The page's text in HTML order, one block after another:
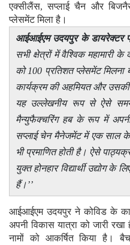
एक्सीलैंस, सप्लाई चैन और
प्लेसमेंट मिला है।
आईआईएम उदयपुर के डायरेक्टर
सभी क्षेत्रों में वैश्विक महामारी
को 100 प्रतिशत प्लेसमेंट
कार्यक्रम की अहमियत और उसकी
यह उल्लेखनीय रूप से ऐसे
मैन्युफैक्चरिंग हब के रूप में
सप्लाई चेन मैनेजमेंट में एक साल के
भी प्रमाणित होती है। ऐसे
युक्त होनहार विद्यार्थी उद्योग के
हैं।’’
आईआईएम उदयपुर ने कोविड के
अपनी विकास यात्रा को जारी
नामों को आकर्षित किया है।